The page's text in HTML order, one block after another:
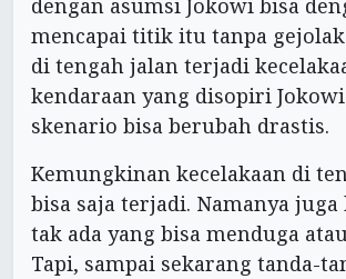
dengan asumsi Jokowi bisa
mencapai titik itu tanpa
di tengah jalan terjadi
kendaraan yang disopiri
skenario bisa berubah drastis.
Kemungkinan kecelakaan di
bisa saja terjadi. Namanya juga
tak ada yang bisa menduga
Tapi, sampai sekarang tanda-